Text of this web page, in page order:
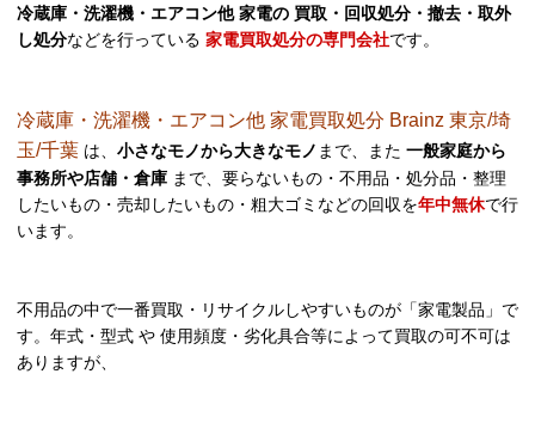
冷蔵庫・洗濯機・エアコン他 家電の 買取・回収処分・撤去・取外
し処分などを行っている 家電買取処分の専門会社です。
冷蔵庫・洗濯機・エアコン他 家電買取処分 Brainz 東京/埼
玉/千葉 は、 小さなモノから大きなモノ まで、また 一般家庭から
事務所や店舗・倉庫 まで、要らないもの・不用品・処分品・整理
したいもの・売却したいもの・粗大ゴミなどの回収を年中無休で行
います。
不用品の中で一番買取・リサイクルしやすいものが「家電製品」で
す。年式・型式 や 使用頻度・劣化具合等によって買取の可不可は
ありますが、